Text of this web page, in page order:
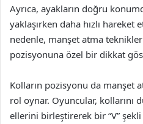
Ayrıca, ayakların doğru
yaklaşırken daha hızlı hareket
nedenle, manşet atma
pozisyonuna özel bir dikkat
Kolların pozisyonu da manşet
rol oynar. Oyuncular, kollarını
ellerini birleştirerek bir “V”